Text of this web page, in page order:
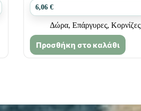
6,06 €
Δώρα, Επάργυρες, Κορνίζες
Προσθήκη στο καλάθι